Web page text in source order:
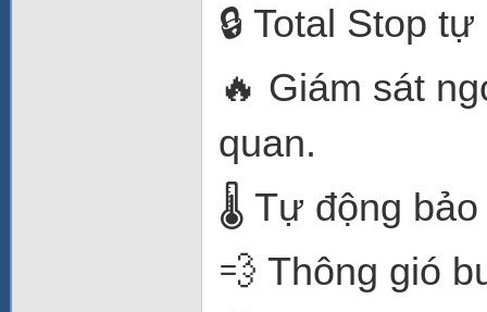
🔒 Total Stop
🔥 Giám sát
quan.
🌡️ Tự động
💨 Thông gió